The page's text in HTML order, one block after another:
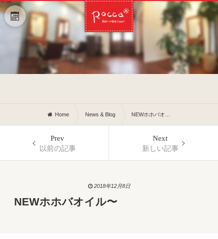
Home News & Blog NEWホホバオイル〜
Prev
以前の記事
Next
新しい記事
2018年12月8日
NEWホホバオイル〜